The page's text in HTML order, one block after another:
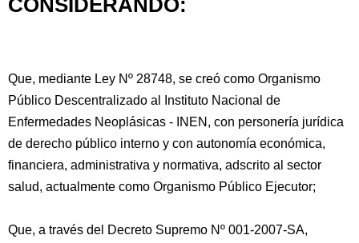
CONSIDERANDO:
Que, mediante Ley Nº 28748, se creó como Organismo
Público Descentralizado al Instituto Nacional de
Enfermedades Neoplásicas - INEN, con personería jurídica
de derecho público interno y con autonomía económica,
financiera, administrativa y normativa, adscrito al sector
salud, actualmente como Organismo Público Ejecutor;
Que, a través del Decreto Supremo Nº 001-2007-SA,